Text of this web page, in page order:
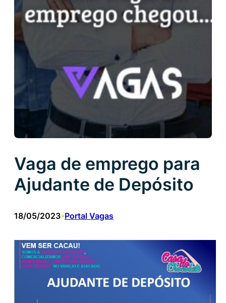
Vaga de emprego para
Ajudante de Depósito
18/05/2023•Portal Vagas